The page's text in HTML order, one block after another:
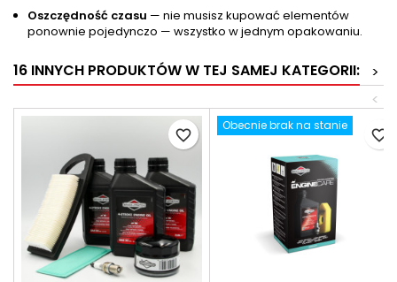
Oszczędność czasu — nie musisz kupować elementów
ponownie pojedynczo — wszystko w jednym opakowaniu.
16 INNYCH PRODUKTÓW W TEJ SAMEJ KATEGORII:
>
<
favorite_border
Obecnie brak na stanie
favorite_border